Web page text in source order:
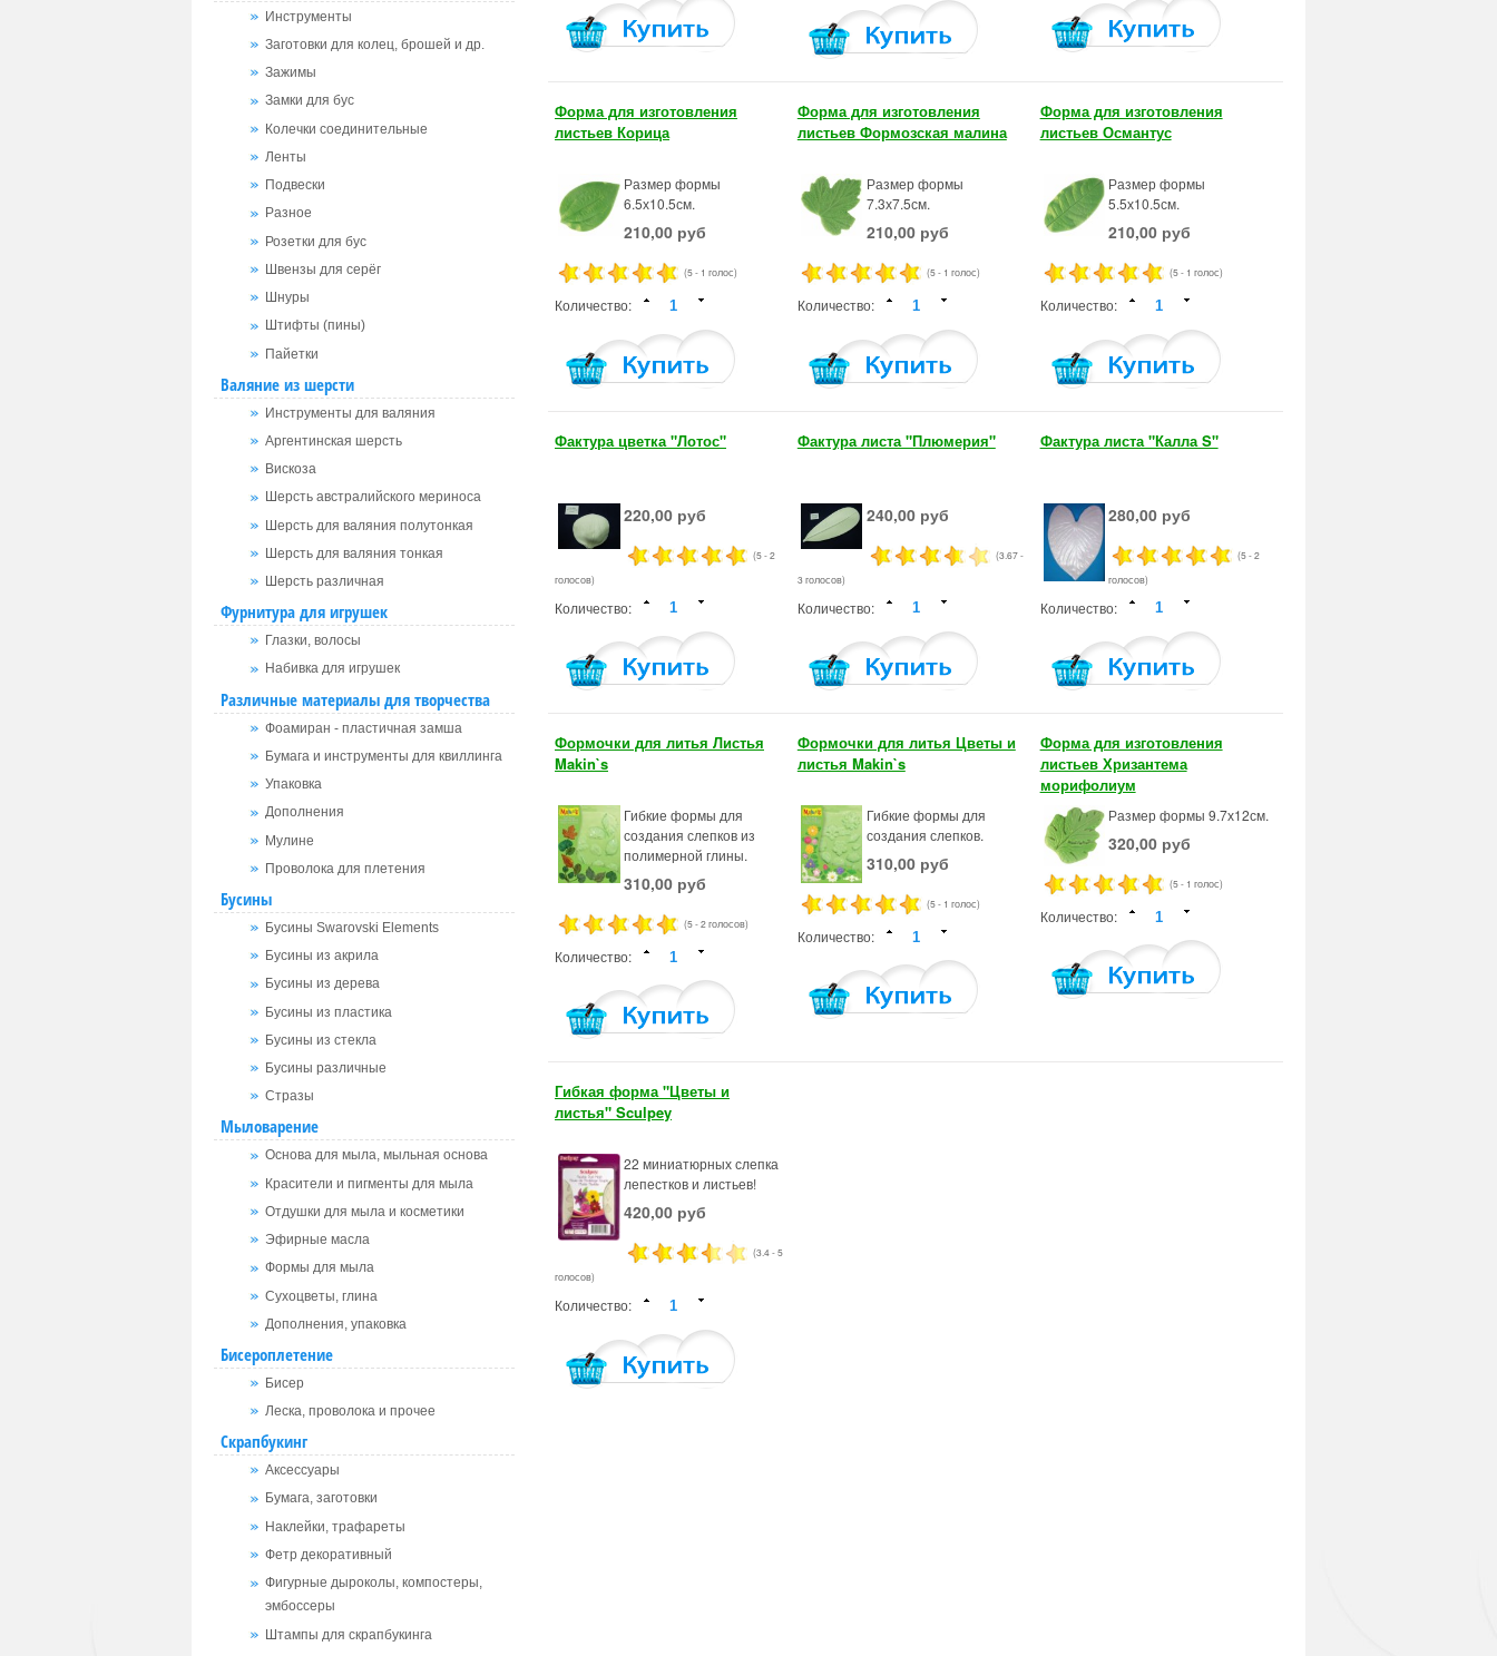
Инструменты
Заготовки для колец, брошей и др.
Зажимы
Замки для бус
Колечки соединительные
Ленты
Подвески
Разное
Розетки для бус
Швензы для серёг
Шнуры
Штифты (пины)
Пайетки
Валяние из шерсти
Инструменты для валяния
Аргентинская шерсть
Вискоза
Шерсть австралийского мериноса
Шерсть для валяния полутонкая
Шерсть для валяния тонкая
Шерсть различная
Фурнитура для игрушек
Глазки, волосы
Набивка для игрушек
Различные материалы для творчества
Фоамиран - пластичная замша
Бумага и инструменты для квиллинга
Упаковка
Дополнения
Мулине
Проволока для плетения
Бусины
Бусины Swarovski Elements
Бусины из акрила
Бусины из дерева
Бусины из пластика
Бусины из стекла
Бусины различные
Стразы
Мыловарение
Основа для мыла, мыльная основа
Красители и пигменты для мыла
Отдушки для мыла и косметики
Эфирные масла
Формы для мыла
Сухоцветы, глина
Дополнения, упаковка
Бисероплетение
Бисер
Леска, проволока и прочее
Скрапбукинг
Аксессуары
Бумага, заготовки
Наклейки, трафареты
Фетр декоративный
Фигурные дыроколы, компостеры,
эмбоссеры
Штампы для скрапбукинга
Форма для изготовления
листьев Корица
Размер формы
6.5х10.5см.
210,00 руб
(5 - 1 голос)
Количество:
Форма для изготовления
листьев Формозская малина
Размер формы
7.3х7.5см.
210,00 руб
(5 - 1 голос)
Количество:
Форма для изготовления
листьев Османтус
Размер формы
5.5х10.5см.
210,00 руб
(5 - 1 голос)
Количество:
Фактура цветка "Лотос"
220,00 руб
(5 - 2
голосов)
Количество:
Фактура листа "Плюмерия"
240,00 руб
(3.67 -
3 голосов)
Количество:
Фактура листа "Калла S"
280,00 руб
(5 - 2
голосов)
Количество:
Формочки для литья Листья
Makin`s
Гибкие формы для
создания слепков из
полимерной глины.
310,00 руб
(5 - 2 голосов)
Количество:
Формочки для литья Цветы и
листья Makin`s
Гибкие формы для
создания слепков.
310,00 руб
(5 - 1 голос)
Количество:
Форма для изготовления
листьев Хризантема
морифолиум
Размер формы 9.7х12см.
320,00 руб
(5 - 1 голос)
Количество:
Гибкая форма "Цветы и
листья" Sculpey
22 миниатюрных слепка
лепестков и листьев!
420,00 руб
(3.4 - 5
голосов)
Количество: